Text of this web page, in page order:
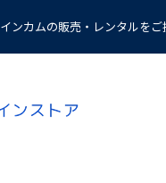
ンカムの販売・レンタルをご